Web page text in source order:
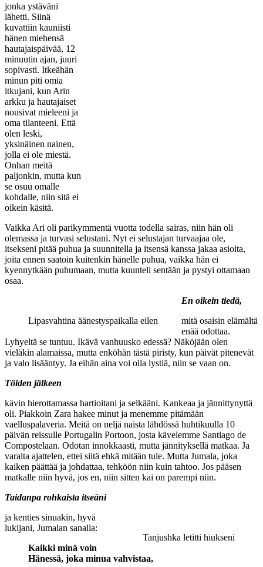
jonka ystäväni
lähetti. Siinä
kuvattiin kauniisti
hänen miehensä
hautajaispäivää, 12
minuutin ajan, juuri
sopivasti. Itkeähän
minun piti omia
itkujani, kun Arin
arkku ja hautajaiset
nousivat mieleeni ja
oma tilanteeni. Että
olen leski,
yksinäinen nainen,
jolla ei ole miestä.
Onhan meitä
paljonkin, mutta kun
se osuu omalle
kohdalle, niin sitä ei
oikein käsitä.
Vaikka Ari oli parikymmentä vuotta todella sairas, niin hän oli
olemassa ja turvasi selustani. Nyt ei selustajan turvaajaa ole,
itsekseni pitää puhua ja suunnitella ja itsensä kanssa jakaa asioita,
joita ennen saatoin kuitenkin hänelle puhua, vaikka hän ei
kyennytkään puhumaan, mutta kuunteli sentään ja pystyi ottamaan
osaa.
Lipasvahtina äänestyspaikalla eilen
En oikein tiedä,
mitä osaisin elämältä
enää odottaa.
Lyhyeltä se tuntuu. Ikävä vanhuusko edessä? Näköjään olen
vieläkin alamaissa, mutta enköhän tästä piristy, kun päivät pitenevät
ja valo lisääntyy. Ja eihän aina voi olla lystiä, niin se vaan on.
Töiden jälkeen
kävin hierottamassa hartioitani ja selkääni. Kankeaa ja jännittynyttä
oli. Piakkoin Zara hakee minut ja menemme pitämään
vaelluspalaveria. Meitä on neljä naista lähdössä huhtikuulla 10
päivän reissulle Portugalin Portoon, josta kävelemme Santiago de
Compostelaan. Odotan innokkaasti, mutta jännityksellä matkaa. Ja
varalta ajattelen, ettei siitä ehkä mitään tule. Mutta Jumala, joka
kaiken päättää ja johdattaa, tehköön niin kuin tahtoo. Jos pääsen
matkalle niin hyvä, jos en, niin sitten kai on parempi niin.
Taidanpa rohkaista itseäni
Tanjushka letitti hiukseni
ja kenties sinuakin, hyvä
lukijani, Jumalan sanalla:
Kaikki minä voin
Hänessä, joka minua vahvistaa,